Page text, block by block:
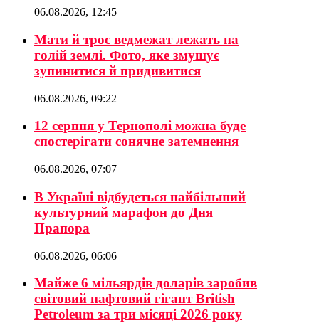
06.08.2026, 12:45
Мати й троє ведмежат лежать на
голій землі. Фото, яке змушує
зупинитися й придивитися
06.08.2026, 09:22
12 серпня у Тернополі можна буде
спостерігати сонячне затемнення
06.08.2026, 07:07
В Україні відбудеться найбільший
культурний марафон до Дня
Прапора
06.08.2026, 06:06
Майже 6 мільярдів доларів заробив
світовий нафтовий гігант British
Petroleum за три місяці 2026 року